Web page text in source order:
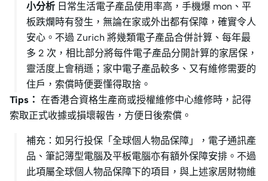
小分析 日常生活電子產品使用率高，手機爆 mon、平
板跌爛時有發生，無論在家或外出都有保障，確實令人
安心。不過 Zurich 將幾類電子產品合併計算、每年最
多 2 次，相比部分將每件電子產品分開計算的家居保，
靈活度上會稍遜；家中電子產品較多、又有維修需要的
住戶，索償時便要懂得取捨。
Tips： 在香港合資格生產商或授權維修中心維修時，記得
索取正式收據或損壞報告，方便日後索償。
補充：如另行投保「全球個人物品保障」，電子通訊產
品、筆記簿型電腦及平板電腦亦有額外保障安排。不過
此項屬全球個人物品保障下的項目，與上述家居財物維